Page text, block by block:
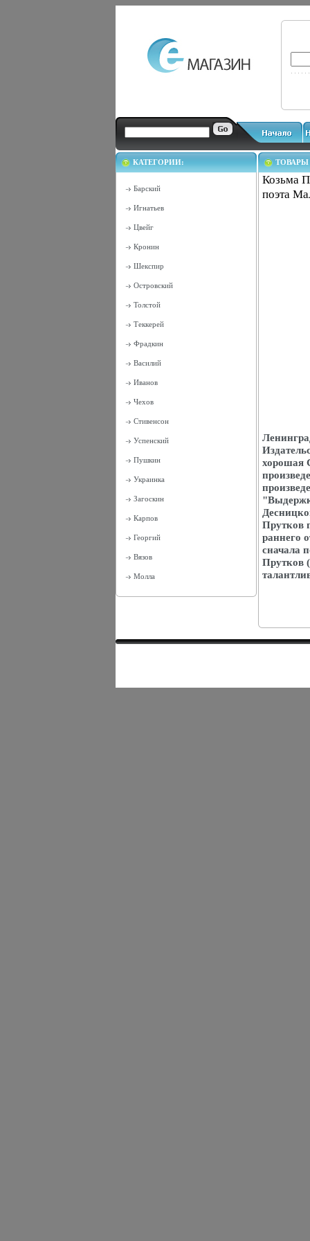
КАТЕГОРИИ:
Барский
Игнатьев
Цвейг
Кронин
Шекспир
Островский
Толстой
Теккерей
Фрадкин
Василий
Иванов
Чехов
Стивенсон
Успенский
Пушкин
Украинка
Загоскин
Карпов
Георгий
Вязов
Молла
ТОВАРЫ
Козьма
поэта
хорошая
Прутков
раннего
сначала
Прутков